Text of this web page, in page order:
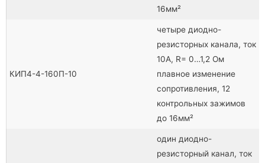
16мм²
КИП4-4-160П-10
четыре диодно-
резисторных канала, ток
10А, R= 0…1,2 Ом
плавное изменение
сопротивления, 12
контрольных зажимов
до 16мм²
один диодно-
резисторный канал, ток